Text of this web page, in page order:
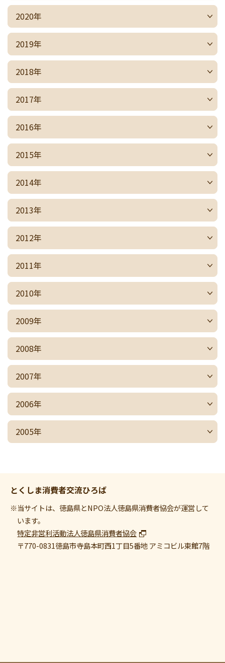
2020年
2019年
2018年
2017年
2016年
2015年
2014年
2013年
2012年
2011年
2010年
2009年
2008年
2007年
2006年
2005年
とくしま消費者交流ひろば
※当サイトは、徳島県とNPO法人徳島県消費者協会が運営して
います。
特定非営利活動法人徳島県消費者協会
〒770-0831徳島市寺島本町西1丁目5番地 アミコビル東館7階